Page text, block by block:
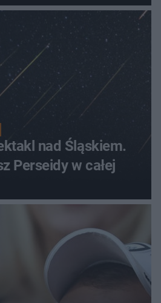
nad Śląskiem.
Perseidy w całej